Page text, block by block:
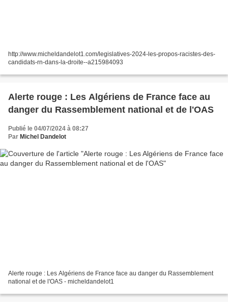
http://www.micheldandelot1.com/legislatives-2024-les-propos-racistes-des-
candidats-rn-dans-la-droite--a215984093
Alerte rouge : Les Algériens de France face au
danger du Rassemblement national et de l'OAS
Publié le 04/07/2024 à 08:27
Par Michel Dandelot
Alerte rouge : Les Algériens de France face au danger du Rassemblement
national et de l'OAS - micheldandelot1